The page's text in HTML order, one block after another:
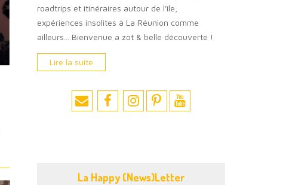
roadtrips et itinéraires autour de l'île,
expériences insolites à La Réunion comme
ailleurs... Bienvenue a zot & belle découverte !
Lire la suite
La Happy (News)Letter